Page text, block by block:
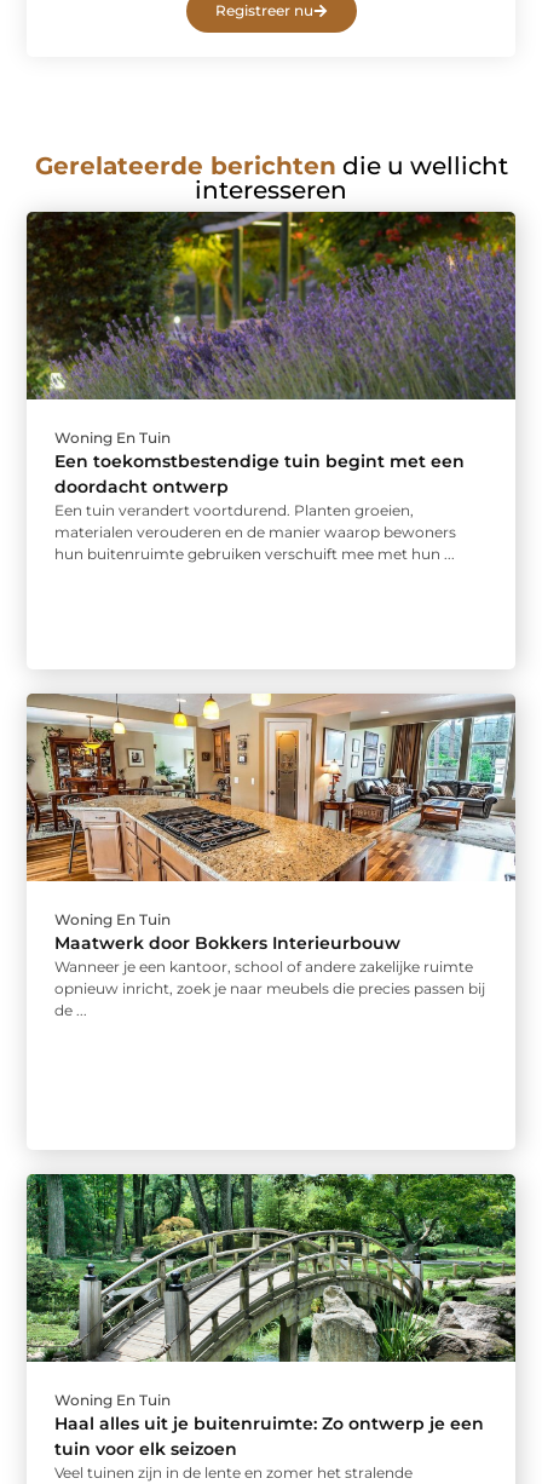
Registreer nu
Gerelateerde berichten die u wellicht
interesseren
Woning En Tuin
Een toekomstbestendige tuin begint met een
doordacht ontwerp
Een tuin verandert voortdurend. Planten groeien,
materialen verouderen en de manier waarop bewoners
hun buitenruimte gebruiken verschuift mee met hun ...
Woning En Tuin
Maatwerk door Bokkers Interieurbouw
Wanneer je een kantoor, school of andere zakelijke ruimte
opnieuw inricht, zoek je naar meubels die precies passen bij
de ...
Woning En Tuin
Haal alles uit je buitenruimte: Zo ontwerp je een
tuin voor elk seizoen
Veel tuinen zijn in de lente en zomer het stralende